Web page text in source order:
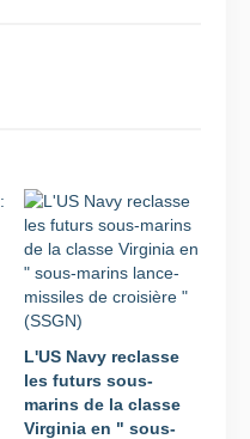
L'US Navy reclasse
les futurs sous-
marins de la classe
Virginia en " sous-